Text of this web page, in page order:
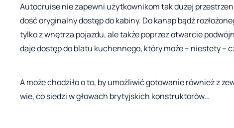
Autocruise nie zapewni użytkownikom tak dużej
dość oryginalny dostęp do kabiny. Do kanap bądź
tylko z wnętrza pojazdu, ale także poprzez otwarcie
daje dostęp do blatu kuchennego, który może – niestety –
A może chodziło o to, by umożliwić gotowanie również z
wie, co siedzi w głowach brytyjskich konstruktorów…